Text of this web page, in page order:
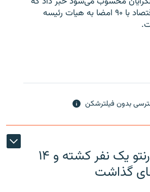
طرح استیضاح وزیر اقتصاد با ۹۰ امضا به هیات رئیسه
بدون فیلترشکن
تیراندازی در تورنتو یک نفر کشته و ۱۴
گذاشت